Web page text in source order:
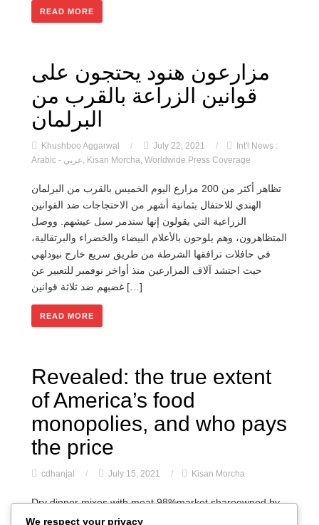
READ MORE
مزارعون هنود يحتجون على
قوانين الزراعة بالقرب من
البرلمان
Khushboo Aggarwal / July 22, 2021 /
Int'l News :
Arabic - عربي, Kisan Morcha, Worldwide Press Coverage
تظاهر أكثر من 200 مزارع اليوم الخميس بالقرب من البرلمان
الهندي للاحتفال بثمانية أشهر من الاحتجاجات ضد القوانين
الزراعية التي يقولون إنها ستدمر سبل عيشهم. ووصل
المتظاهرون، وهم يلوحون بالأعلام البيضاء والخضراء والبرتقالية،
في حافلات ترافقها الشرطة من طريق سريع خارج نيودلهي
حيث احتشد آلاف المزارعين منذ أواخر نوفمبر للتعبير عن
غضبهم ضد ثلاثة قوانين […]
READ MORE
Revealed: the true extent
of America’s food
monopolies, and who pays
the price
cdhanjal / July 15, 2021 / Kisan Morcha
Dry dinner mixes with meat 98%market shareowned by
4 firms Single serve yogurt/yogurt drinks 97%market
We respect your privacy